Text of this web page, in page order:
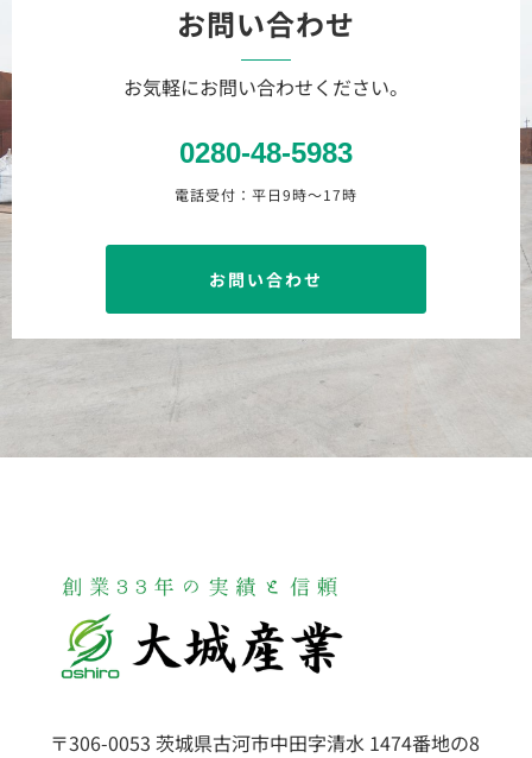
お問い合わせ
お気軽にお問い合わせください。
0280-48-5983
電話受付：平日9時〜17時
お問い合わせ
〒306-0053 茨城県古河市中田字清水 1474番地の8